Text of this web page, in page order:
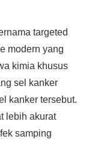
targeted
modern yang
kimia khusus
sel kanker
kanker tersebut.
lebih akurat
samping